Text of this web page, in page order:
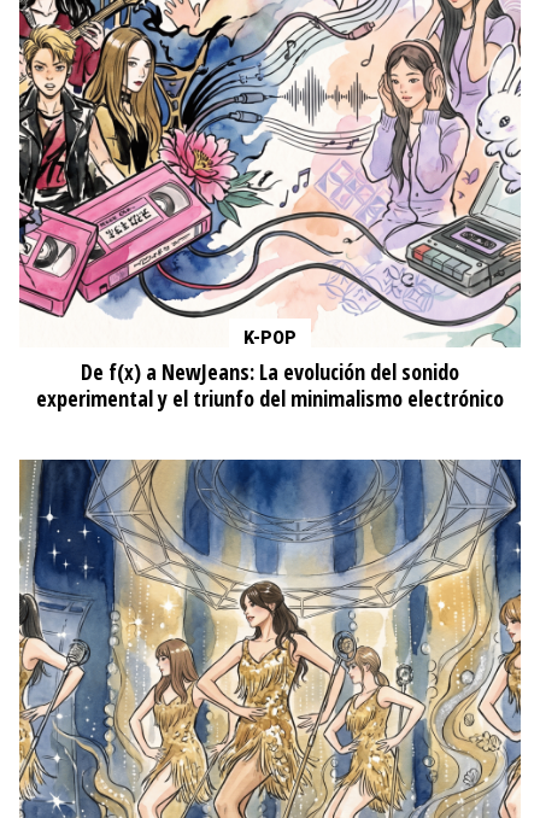
K-POP
De f(x) a NewJeans: La evolución del sonido
experimental y el triunfo del minimalismo electrónico